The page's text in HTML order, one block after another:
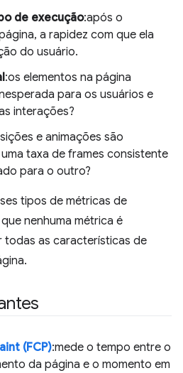
de execução:após o
a rapidez com que ela
do usuário.
:os elementos na página
para os usuários e
interações?
e animações são
taxa de frames consistente
para o outro?
tipos de métricas de
nenhuma métrica é
as características de
(FCP):mede o tempo entre o
da página e o momento em